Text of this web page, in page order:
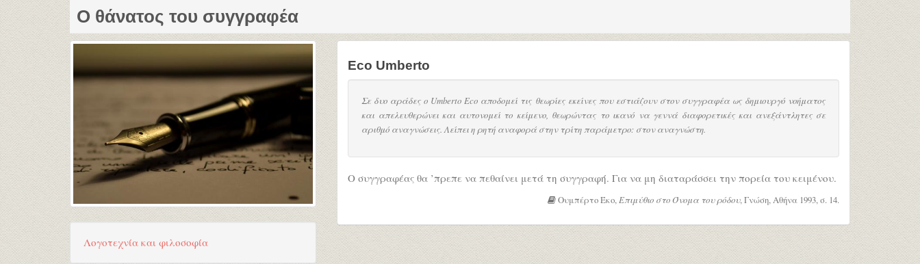
Ο θάνατος του συγγραφέα
Λογοτεχνία και φιλοσοφία
Eco Umberto
Σε δυο αράδες ο Umberto Eco αποδομεί τις θεωρίες εκείνες που εστιάζουν στον συγγραφέα ως δημιουργό νοήματος
και απελευθερώνει και αυτονομεί το κείμενο, θεωρώντας το ικανό να γεννά διαφορετικές και ανεξάντλητες σε
αριθμό αναγνώσεις. Λείπει η ρητή αναφορά στην τρίτη παράμετρο: στον αναγνώστη.
Ο συγγραφέας θα ’πρεπε να πεθαίνει μετά τη συγγραφή. Για να μη διαταράσσει την πορεία του κειμένου.
Ουμπέρτο Έκο, Επιμύθιο στο Όνομα του ρόδου, Γνώση, Αθήνα 1993, σ. 14.